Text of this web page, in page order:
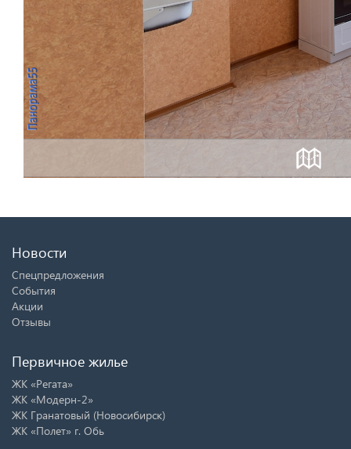
Новости
Спецпредложения
События
Акции
Отзывы
Первичное жилье
ЖК «Регата»
ЖК «Модерн-2»
ЖК Гранатовый (Новосибирск)
ЖК «Полет» г. Обь